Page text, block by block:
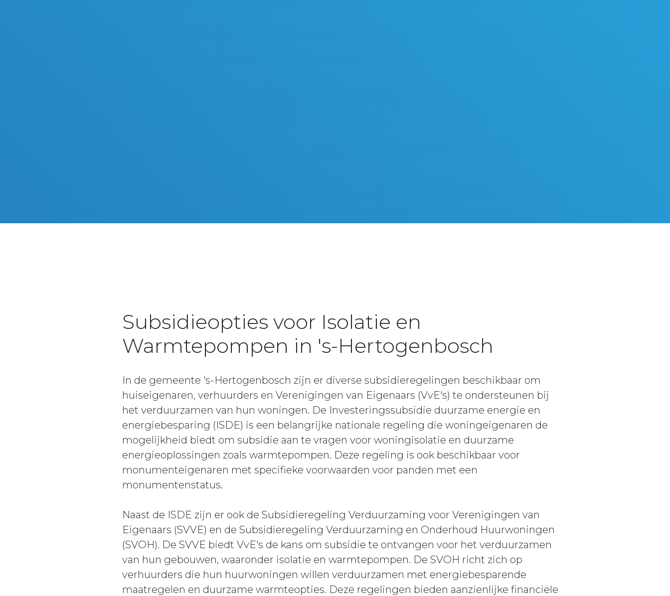
Subsidieopties voor Isolatie en
Warmtepompen in 's-Hertogenbosch
In de gemeente 's-Hertogenbosch zijn er diverse subsidieregelingen beschikbaar om
huiseigenaren, verhuurders en Verenigingen van Eigenaars (VvE's) te ondersteunen bij
het verduurzamen van hun woningen. De Investeringssubsidie duurzame energie en
energiebesparing (ISDE) is een belangrijke nationale regeling die woningeigenaren de
mogelijkheid biedt om subsidie aan te vragen voor woningisolatie en duurzame
energieoplossingen zoals warmtepompen. Deze regeling is ook beschikbaar voor
monumenteigenaren met specifieke voorwaarden voor panden met een
monumentenstatus.
Naast de ISDE zijn er ook de Subsidieregeling Verduurzaming voor Verenigingen van
Eigenaars (SVVE) en de Subsidieregeling Verduurzaming en Onderhoud Huurwoningen
(SVOH). De SVVE biedt VvE's de kans om subsidie te ontvangen voor het verduurzamen
van hun gebouwen, waaronder isolatie en warmtepompen. De SVOH richt zich op
verhuurders die hun huurwoningen willen verduurzamen met energiebesparende
maatregelen en duurzame warmteopties. Deze regelingen bieden aanzienlijke financiële